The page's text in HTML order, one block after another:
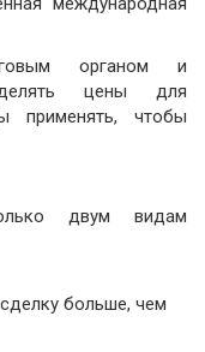
органом и
цены для
применять, чтобы
двум видам
больше, чем